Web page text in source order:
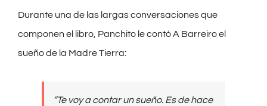
Durante una de las largas conversaciones que
componen el libro, Panchito le contó A Barreiro el
sueño de la Madre Tierra:
“Te voy a contar un sueño. Es de hace